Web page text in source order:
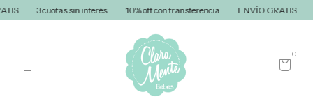
3 cuotas sin interés 10% off con transferencia ENVÍO GRATIS
0